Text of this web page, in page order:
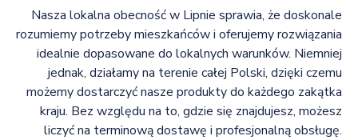
Nasza lokalna obecność w Lipnie sprawia, że doskonale
rozumiemy potrzeby mieszkańców i oferujemy rozwiązania
idealnie dopasowane do lokalnych warunków. Niemniej
jednak, działamy na terenie całej Polski, dzięki czemu
możemy dostarczyć nasze produkty do każdego zakątka
kraju. Bez względu na to, gdzie się znajdujesz, możesz
liczyć na terminową dostawę i profesjonalną obsługę.